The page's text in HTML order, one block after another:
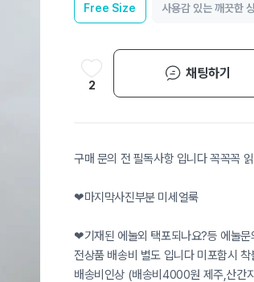
Free Size 사용감 있는 깨끗한
2
채팅하기
구매 문의 전 필독사항 입니다 꼭꼭꼭
❤마지막사진부분 미세얼룩
❤기재된 에눌외 택포되나요?등 에눌
전상품 배송비 별도 입니다 미포함시 착
배송비인상 (배송비4000원 제주,산간